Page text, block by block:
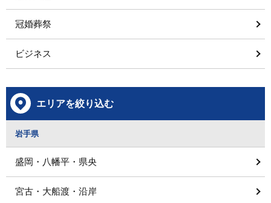
冠婚葬祭
ビジネス
エリアを絞り込む
岩手県
盛岡・八幡平・県央
宮古・大船渡・沿岸